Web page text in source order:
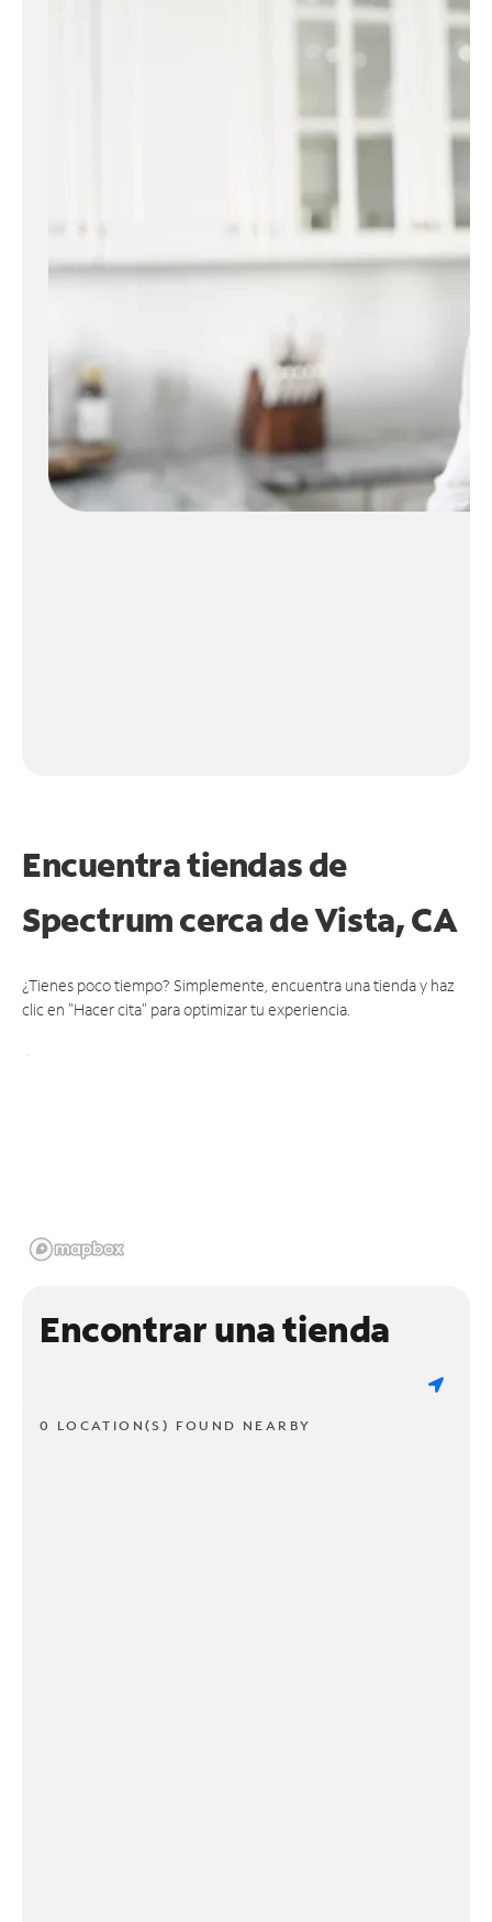
Encuentra tiendas de
Spectrum cerca deVista, CA
¿Tienes poco tiempo? Simplemente, encuentra una tienda y haz
clic en "Hacer cita" para optimizar tu experiencia.
Encontrar una tienda
0 LOCATION(S) FOUND NEARBY